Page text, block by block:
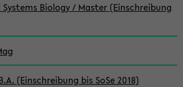
Systems Biology / Master (Einschreibung
(Einschreibung bis SoSe 2018)